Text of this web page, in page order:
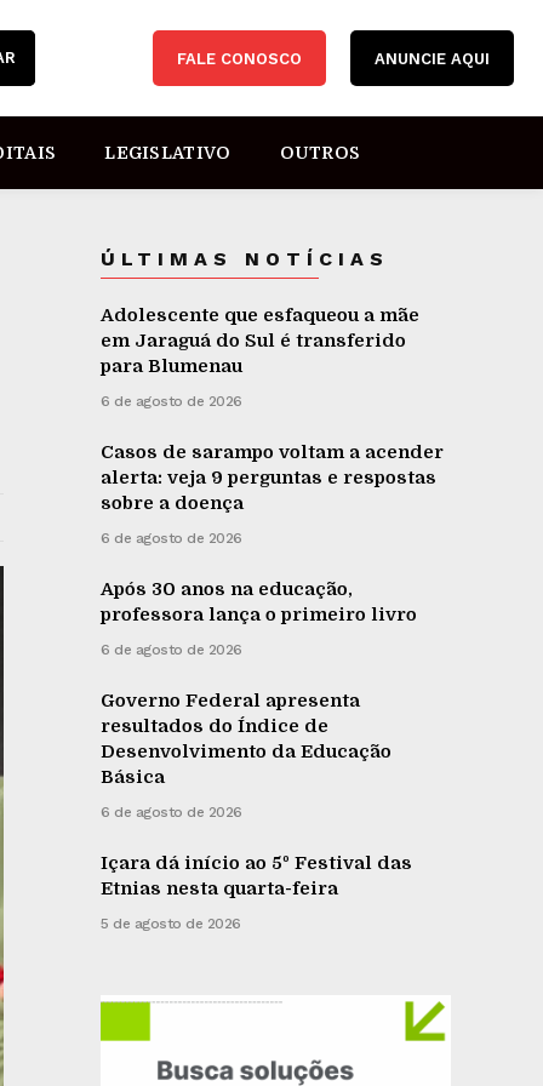
FALE CONOSCO ANUNCIE AQUI
LEGISLATIVO OUTROS
ÚLTIMAS NOTÍCIAS
Adolescente que esfaqueou a mãe
em Jaraguá do Sul é transferido
para Blumenau
6 de agosto de 2026
Casos de sarampo voltam a acender
alerta: veja 9 perguntas e respostas
sobre a doença
6 de agosto de 2026
Após 30 anos na educação,
professora lança o primeiro livro
6 de agosto de 2026
Governo Federal apresenta
resultados do Índice de
Desenvolvimento da Educação
Básica
6 de agosto de 2026
Içara dá início ao 5º Festival das
Etnias nesta quarta-feira
5 de agosto de 2026